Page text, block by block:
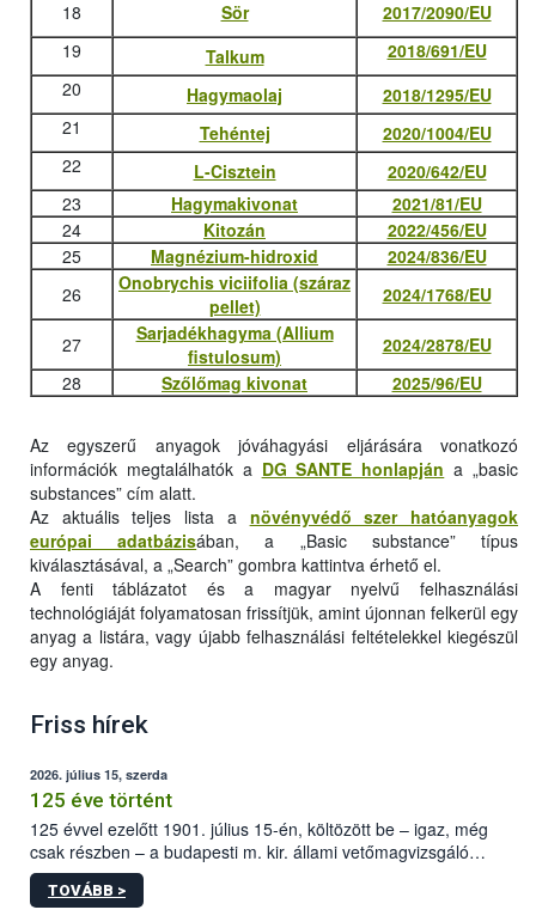
18 Sör
2017/2090/EU
19
Talkum
2018/691/EU
20
Hagymaolaj
2018/1295/EU
21
Tehéntej
2020/1004/EU
22
L-Cisztein
2020/642/EU
23
Hagymakivonat
2021/81/EU
24
Kitozán
2022/456/EU
25
Magnézium-hidroxid
2024/836/EU
26
Onobrychis viciifolia (száraz
pellet)
2024/1768/EU
27
Sarjadékhagyma (Allium
fistulosum)
2024/2878/EU
28
Szőlőmag kivonat 2025/96/EU
Az egyszerű anyagok jóváhagyási eljárására vonatkozó
információk megtalálhatók a DG SANTE honlapján a „basic
substances” cím alatt.
Az aktuális teljes lista a növényvédő szer hatóanyagok
európai adatbázisában, a „Basic substance” típus
kiválasztásával, a „Search” gombra kattintva érhető el.
A fenti táblázatot és a magyar nyelvű felhasználási
technológiáját folyamatosan frissítjük, amint újonnan felkerül egy
anyag a listára, vagy újabb felhasználási feltételekkel kiegészül
egy anyag.
Friss hírek
2026. július 15, szerda
125 éve történt
125 évvel ezelőtt 1901. július 15-én, költözött be – igaz, még
csak részben – a budapesti m. kir. állami vetőmagvizsgáló
állomás a Kis Rókus utca 15. szám alatti, Czigler Győző által
tervezett új épületébe.
TOVÁBB >